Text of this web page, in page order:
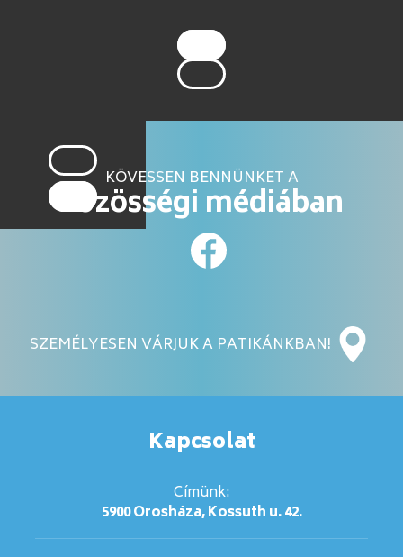
KÖVESSEN BENNÜNKET A
közösségi médiában
SZEMÉLYESEN VÁRJUK A PATIKÁNKBAN!
Kapcsolat
Címünk:
5900 Orosháza, Kossuth u. 42.